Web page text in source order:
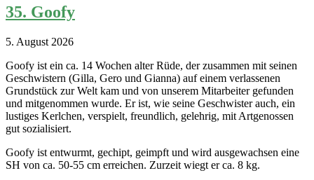
35. Goofy
5. August 2026
Goofy ist ein ca. 14 Wochen alter Rüde, der zusammen mit seinen
Geschwistern (Gilla, Gero und Gianna) auf einem verlassenen
Grundstück zur Welt kam und von unserem Mitarbeiter gefunden
und mitgenommen wurde. Er ist, wie seine Geschwister auch, ein
lustiges Kerlchen, verspielt, freundlich, gelehrig, mit Artgenossen
gut sozialisiert.
Goofy ist entwurmt, gechipt, geimpft und wird ausgewachsen eine
SH von ca. 50-55 cm erreichen. Zurzeit wiegt er ca. 8 kg.